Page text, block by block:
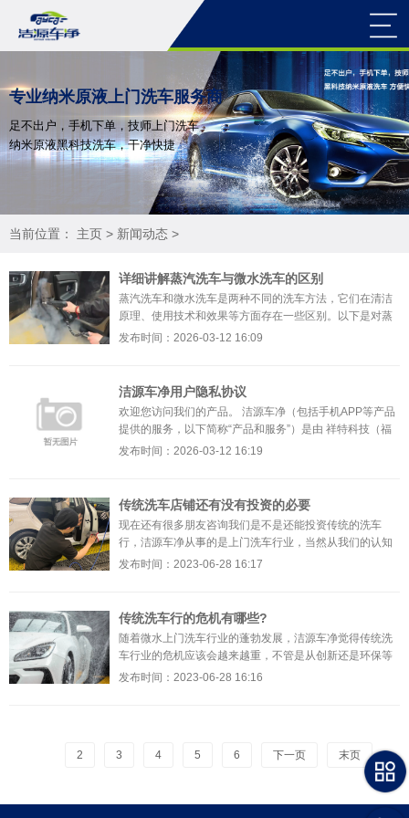
专业纳米原液上门洗车服务商
足不出户，手机下单，技师上门洗车
纳米原液黑科技洗车，干净快捷
当前位置： 主页 > 新闻动态 >
详细讲解蒸汽洗车与微水洗车的区别
蒸汽洗车和微水洗车是两种不同的洗车方法，它们在清洁
原理、使用技术和效果等方面存在一些区别。以下是对蒸
汽洗车和微水洗车的详细比较：清洁原理：蒸汽洗车：蒸
发布时间：2026-03-12 16:09
洁源车净用户隐私协议
欢迎您访问我们的产品。 洁源车净（包括手机APP等产品
提供的服务，以下简称“产品和服务”）是由 祥特科技（福
建）有限公司 （以下简称“我们”）开发并运营的。 确
发布时间：2026-03-12 16:19
传统洗车店铺还有没有投资的必要
现在还有很多朋友咨询我们是不是还能投资传统的洗车
行，洁源车净从事的是上门洗车行业，当然从我们的认知
是觉得没必须，但是如果您还是认准了传统的洗车方式，
发布时间：2023-06-28 16:17
传统洗车行的危机有哪些?
随着微水上门洗车行业的蓬勃发展，洁源车净觉得传统洗
车行业的危机应该会越来越重，不管是从创新还是环保等
多角度，都有一点的危机，今天我们就来详细探讨一下！
发布时间：2023-06-28 16:16
2 3 4 5 6 下一页 末页